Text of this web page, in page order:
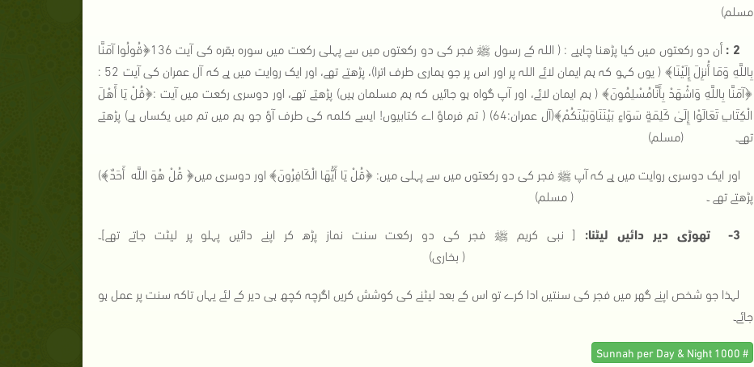
مسلم)
2 :
أن دو رکعتوں میں کیا پڑھنا چاہیے : ( اللہ کے رسول ﷺ فجر کی دو رکعتوں میں سے پہلی رکعت میں سورہ بقرہ کی آیت 136﴿قُولُوا آمَنَّا
بِاللَّهِ وَمَا أُنزِلَ إِلَيْنَا﴾ ( یوں کہو کہ ہم ایمان لائے اللہ پر اور اس پر جو ہماری طرف اترا)، پڑھتے تھے، اور ایک روایت میں ہے کہ آل عمران کی آیت 52 :
﴿آمَنَّا بِاللَّهِ وَاشْهَدْ بِأَنَّامُسْلِمُونَ﴾ ( ہم ایمان لائے، اور آپ گواہ ہو جائیں کہ ہم مسلمان ہیں) پڑھتے تھے، اور دوسری رکعت میں آیت :﴿قُلْ يَا أَهْلَ
الْكِتَابِ تَعَالَوْا إِلَىٰ كَلِمَةٍ سَوَاءٍ بَيْنَنَاوَبَيْنَكُمْ﴾(آل عمران:64) ( تم فرماؤ اے کتابیوں! ایسے کلمہ کی طرف آؤ جو ہم میں تم میں یکساں ہے) پڑھتے
تھے۔ (مسلم)
اور ایک دوسری روایت میں ہے کہ آپ ﷺ فجر کی دو رکعتوں میں سے پہلی میں: ﴿قُلْ يَا أَيُّهَا الْكَافِرُونَ﴾ اور دوسری میں﴿ قُلْ هُوَ اللَّه أَحَدٌ﴾)
پڑھتے تھے ۔ ( مسلم)
3- تھوڑی دیر دائیں لیٹنا: [ نبی کریم ﷺ فجر کی دو رکعت سنت نماز پڑھ کر اپنے دائیں پہلو پر لیٹت جاتے تھے]۔
( بخاری)
لہذا جو شخص اپنے گھر میں فجر کی سنتیں ادا کرے تو اس کے بعد لیٹنے کی کوشش کریں اگرچہ کچھ ہی دیر کے لئے یہاں تاکہ سنت پر عمل ہو
جائے۔
# 1000 Sunnah per Day & Night